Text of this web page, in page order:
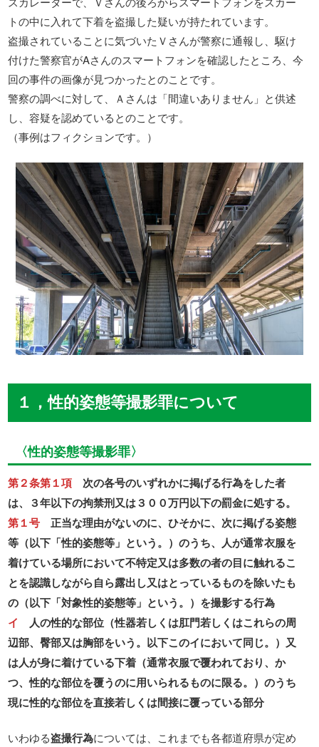
トの中に入れて下着を盗撮した疑いが持たれています。
盗撮されていることに気づいたＶさんが警察に通報し、駆け
付けた警察官がAさんのスマートフォンを確認したところ、今
回の事件の画像が見つかったとのことです。
警察の調べに対して、Ａさんは「間違いありません」と供述
し、容疑を認めているとのことです。
（事例はフィクションです。）
１，性的姿態等撮影罪について
〈性的姿態等撮影罪〉
第２条第１項
次の各号のいずれかに掲げる行為をした者
は、３年以下の拘禁刑又は３００万円以下の罰金に処する。
第１号
正当な理由がないのに、ひそかに、次に掲げる姿態
等（以下「性的姿態等」という。）のうち、人が通常衣服を
着けている場所において不特定又は多数の者の目に触れるこ
とを認識しながら自ら露出し又はとっているものを除いたも
の（以下「対象性的姿態等」という。）を撮影する行為
イ
人の性的な部位（性器若しくは肛門若しくはこれらの周
辺部、臀部又は胸部をいう。以下このイにおいて同じ。）又
は人が身に着けている下着（通常衣服で覆われており、か
つ、性的な部位を覆うのに用いられるものに限る。）のうち
現に性的な部位を直接若しくは間接に覆っている部分
いわゆる盗撮行為については、これまでも各都道府県が定め